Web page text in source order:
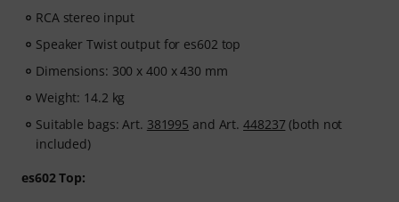
RCA stereo input
Speaker Twist output for es602 top
Dimensions: 300 x 400 x 430 mm
Weight: 14.2 kg
Suitable bags: Art. 381995 and Art.448237 (both not
included)
es602 Top: